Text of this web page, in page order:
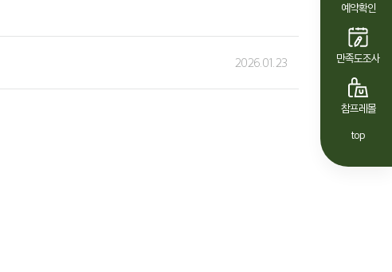
2026.01.23
예약확인
만족도조사
참프레몰
top